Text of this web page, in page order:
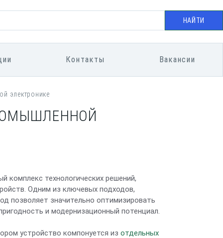
НАЙТИ
Контакты Вакансии
электронике
комплекс технологических решений,
Одним из ключевых подходов,
позволяет значительно оптимизировать
и модернизационный потенциал.
устройство компонуется из отдельных